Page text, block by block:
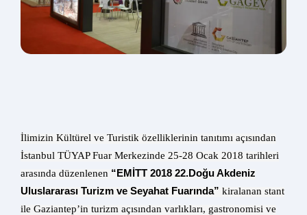
İlimizin Kültürel ve Turistik özelliklerinin tanıtımı açısından
İstanbul TÜYAP Fuar Merkezinde 25-28 Ocak 2018 tarihleri
arasında düzenlenen “EMİTT 2018 22.Doğu Akdeniz
Uluslararası Turizm ve Seyahat Fuarında” kiralanan stant
ile Gaziantep’in turizm açısından varlıkları, gastronomisi ve